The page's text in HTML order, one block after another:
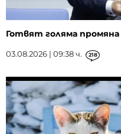
Готвят голяма
03.08.2026 | 09:38 ч. 218